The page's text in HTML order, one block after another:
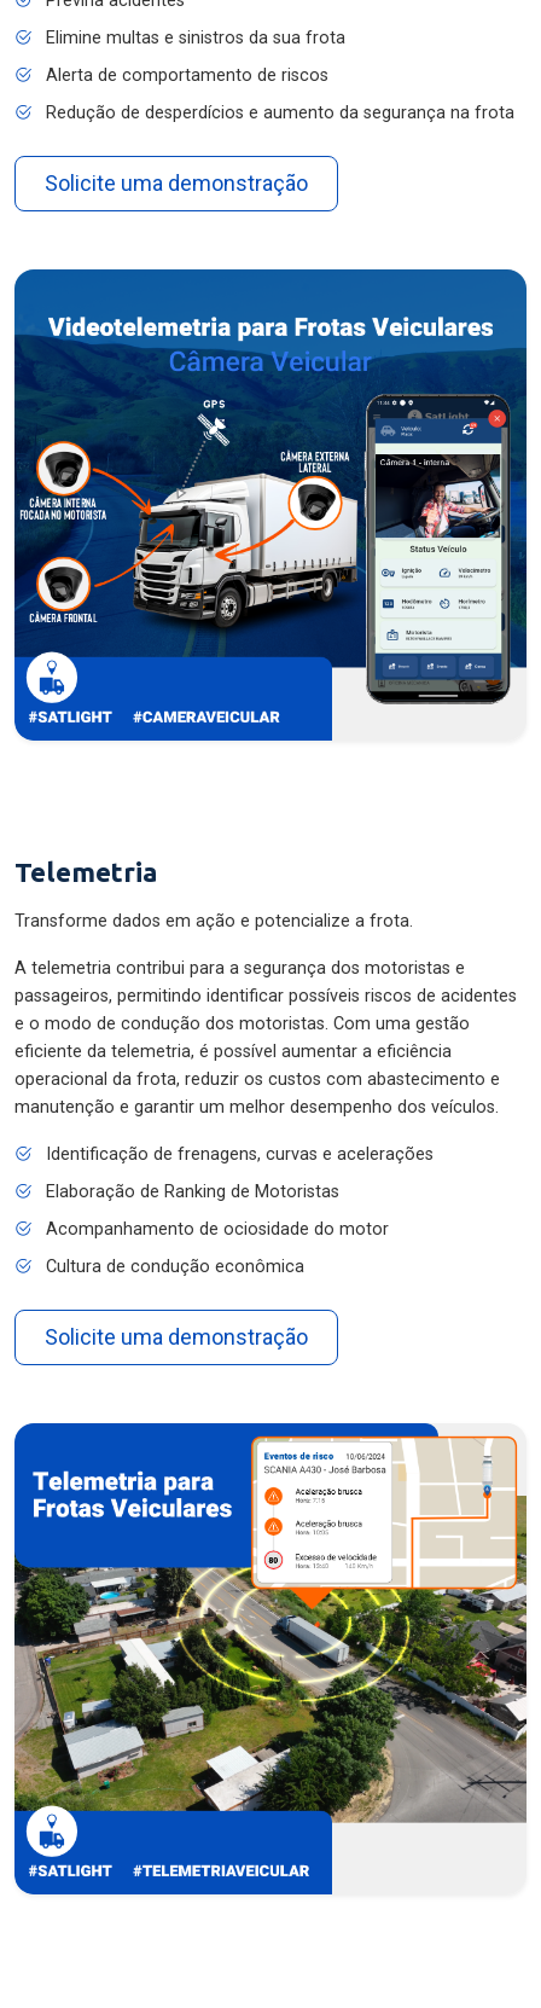
Elimine multas e sinistros da sua frota
Alerta de comportamento de riscos
Redução de desperdícios e aumento da segurança na frota
Solicite uma demonstração
Telemetria
Transforme dados em ação e potencialize a frota.
A telemetria contribui para a segurança dos motoristas e
passageiros, permitindo identificar possíveis riscos de acidentes
e o modo de condução dos motoristas. Com uma gestão
eficiente da telemetria, é possível aumentar a eficiência
operacional da frota, reduzir os custos com abastecimento e
manutenção e garantir um melhor desempenho dos veículos.
Identificação de frenagens, curvas e acelerações
Elaboração de Ranking de Motoristas
Acompanhamento de ociosidade do motor
Cultura de condução econômica
Solicite uma demonstração